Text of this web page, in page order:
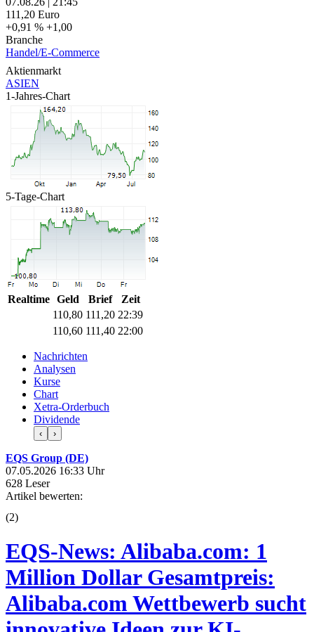
111,20 Euro
+0,91 % +1,00
Branche
Handel/E-Commerce
Aktienmarkt
ASIEN
1-Jahres-Chart
5-Tage-Chart
Realtime Geld Brief
Zeit
110,80 111,20 22:39
110,60 111,40 22:00
Nachrichten
Analysen
Kurse
Chart
Xetra-Orderbuch
Dividende
‹ ›
EQS Group (DE)
07.05.2026 16:33 Uhr
628 Leser
Artikel bewerten:
(2)
EQS-News: Alibaba.com: 1
Million Dollar Gesamtpreis:
Alibaba.com Wettbewerb sucht